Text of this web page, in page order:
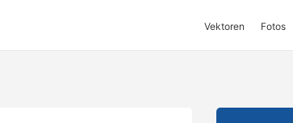
Vektoren Fotos